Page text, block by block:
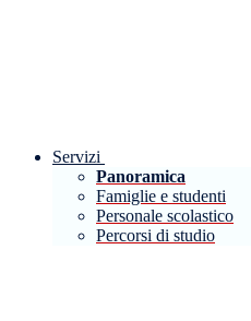
Servizi
Panoramica
Famiglie e studenti
Personale scolastico
Percorsi di studio